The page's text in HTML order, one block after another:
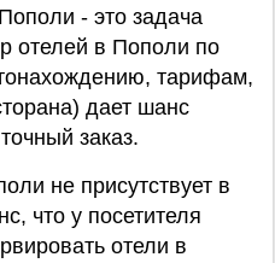
- это задача
отелей в Пополи по
тарифам,
дает шанс
заказ.
не присутствует в
что у посетителя
отели в